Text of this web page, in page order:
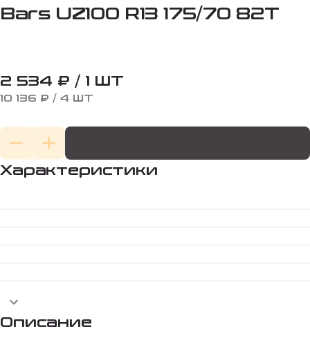
Bars UZ100 R13 175/70 82T
2 534 ₽ / 1 ШТ
10 136 ₽ / 4 ШТ
Характеристики
Описание